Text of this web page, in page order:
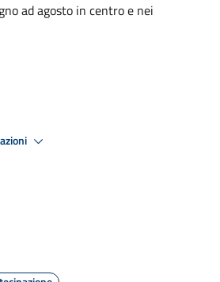
ad agosto in centro e nei